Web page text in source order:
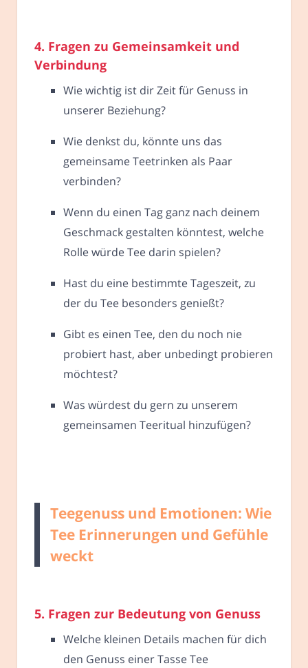
4. Fragen zu Gemeinsamkeit und
Verbindung
Wie wichtig ist dir Zeit für Genuss in
unserer Beziehung?
Wie denkst du, könnte uns das
gemeinsame Teetrinken als Paar
verbinden?
Wenn du einen Tag ganz nach deinem
Geschmack gestalten könntest, welche
Rolle würde Tee darin spielen?
Hast du eine bestimmte Tageszeit, zu
der du Tee besonders genießt?
Gibt es einen Tee, den du noch nie
probiert hast, aber unbedingt probieren
möchtest?
Was würdest du gern zu unserem
gemeinsamen Teeritual hinzufügen?
Teegenuss und Emotionen: Wie
Tee Erinnerungen und Gefühle
weckt
5. Fragen zur Bedeutung von Genuss
Welche kleinen Details machen für dich
den Genuss einer Tasse Tee